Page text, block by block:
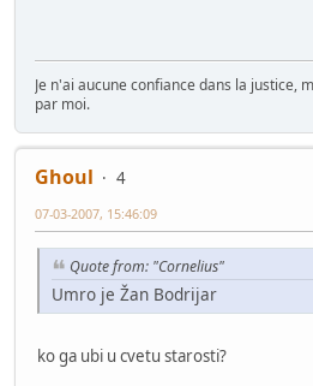
Je n'ai aucune confiance dans la justice,
par moi.
Ghoul
4
07-03-2007, 15:46:09
Quote from: "Cornelius"
Umro je Žan Bodrijar
ko ga ubi u cvetu starosti?